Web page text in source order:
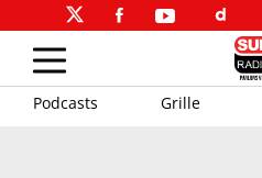
Podcasts Grille